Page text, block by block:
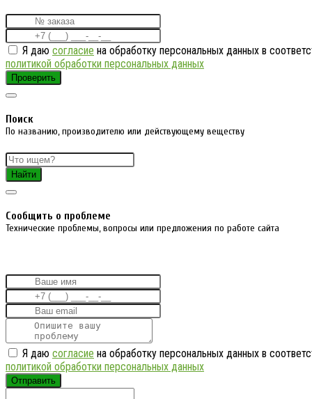
Я даю согласие на обработку персональных данных в
политикой обработки персональных данных
Проверить
Поиск
По названию, производителю или действующему веществу
Найти
Cообщить о проблеме
Технические проблемы, вопросы или предложения по работе сайта
Я даю согласие на обработку персональных данных в
политикой обработки персональных данных
Отправить